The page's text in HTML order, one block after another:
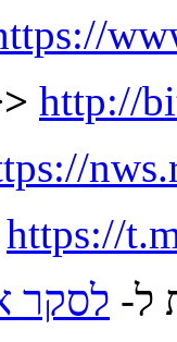
http://
https://
ל- לסקר